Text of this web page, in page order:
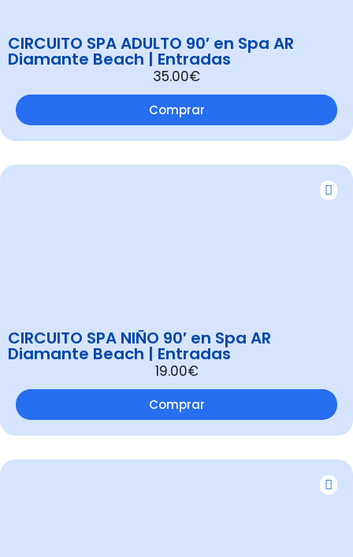
CIRCUITO SPA ADULTO 90′ en Spa AR
Diamante Beach | Entradas
35.00€
Comprar
CIRCUITO SPA NIÑO 90′ en Spa AR
Diamante Beach | Entradas
19.00€
Comprar